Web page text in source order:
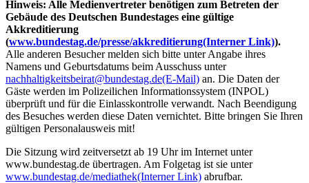
Hinweis: Alle Medienvertreter benötigen zum Betreten der
Gebäude des Deutschen Bundestages eine gültige
Akkreditierung
(www.bundestag.de/presse/akkreditierung(Interner Link)).
Alle anderen Besucher melden sich bitte unter Angabe ihres
Namens und Geburtsdatums beim Ausschuss unter
nachhaltigkeitsbeirat@bundestag.de(E-Mail) an. Die Daten der
Gäste werden im Polizeilichen Informationssystem (INPOL)
überprüft und für die Einlasskontrolle verwandt. Nach Beendigung
des Besuches werden diese Daten vernichtet. Bitte bringen Sie Ihren
gültigen Personalausweis mit!
Die Sitzung wird zeitversetzt ab 19 Uhr im Internet unter
www.bundestag.de übertragen. Am Folgetag ist sie unter
www.bundestag.de/mediathek(Interner Link) abrufbar.